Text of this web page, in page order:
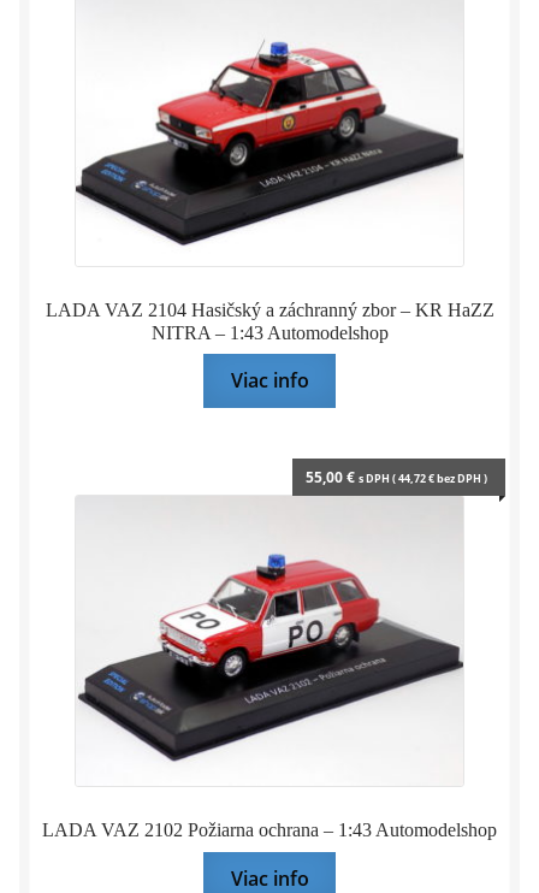
Mierka 1:72
Hot Wheels
Matchbox
Modely služobných vozidiel
Upravované modely
Doplnky pre modelárov
Darčekové predmety
LADA VAZ 2104 Hasičský a záchranný zbor – KR HaZZ
NITRA – 1:43 Automodelshop
Viac info
LADA VAZ 2102 Požiarna ochrana – 1:43 Automodelshop
55,00€ s DPH (44,72€bez DPH )
Viac info